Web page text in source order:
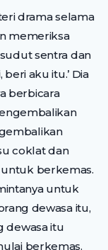
drama selama
memeriksa
sentra dan
aku itu.’ Dia
berbicara
coklat dan
untuk berkemas.
untuk
dewasa itu,
dewasa itu
berkemas.